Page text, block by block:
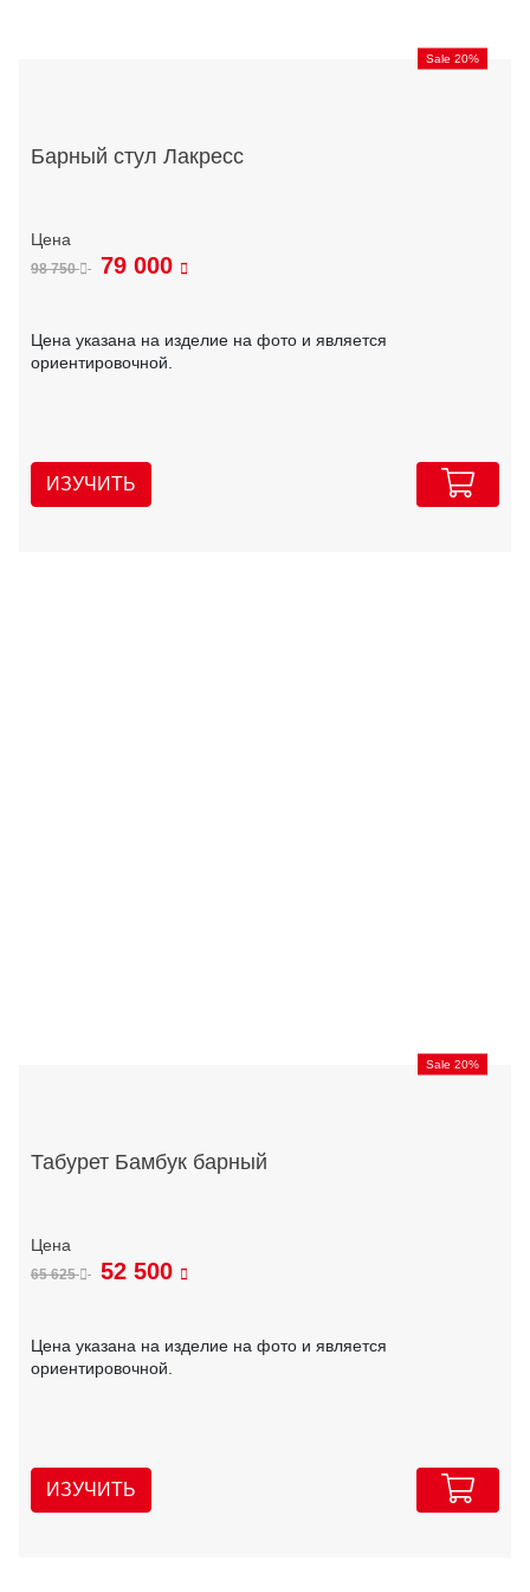
Sale 20%
Барный стул Лакресс
98 750 79 000
Цена указана на изделие на фото и является
ориентировочной.
ИЗУЧИТЬ
Sale 20%
Табурет Бамбук барный
65 625 52 500
Цена указана на изделие на фото и является
ориентировочной.
ИЗУЧИТЬ